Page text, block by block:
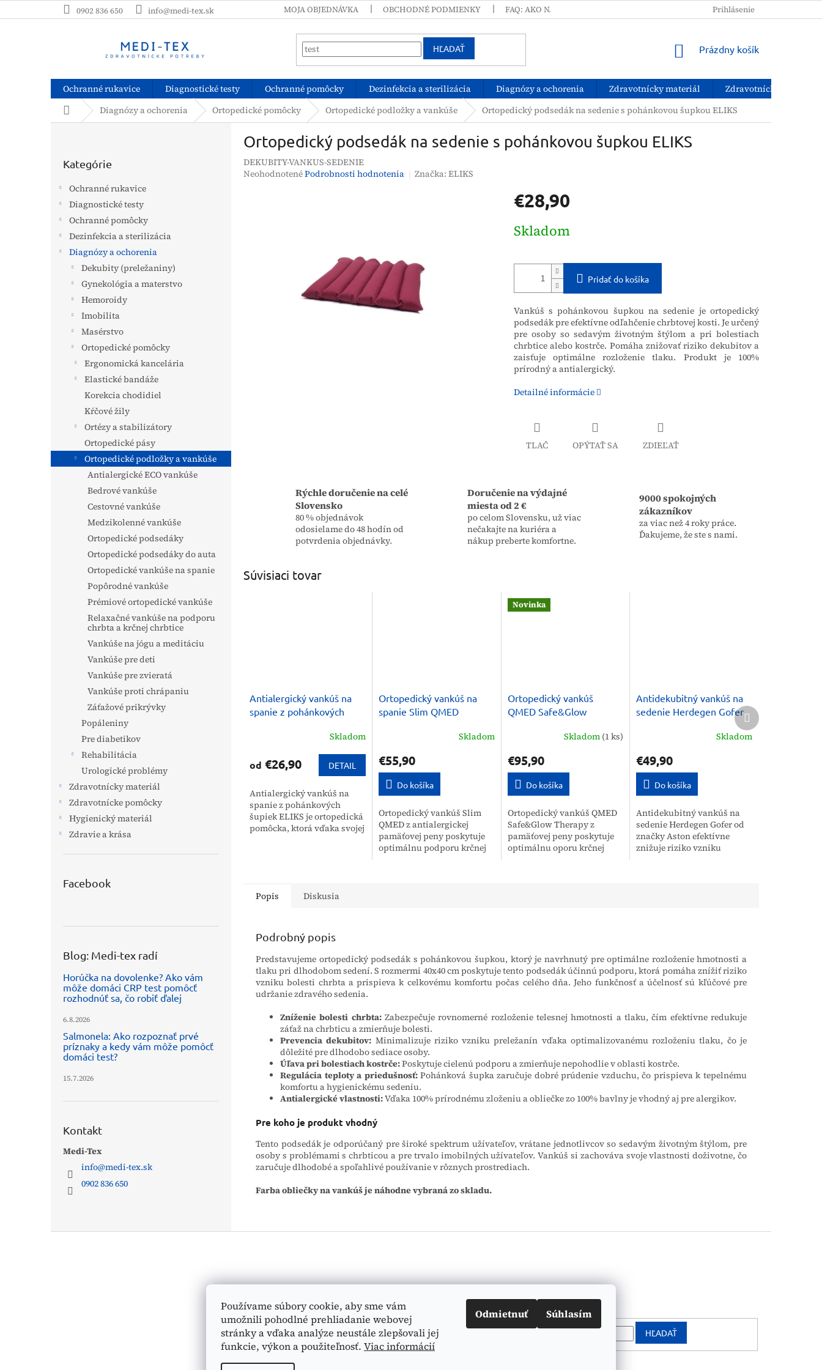
Používame súbory cookie, aby sme vám
umožnili pohodlné prehliadanie webovej
stránky a vďaka analýze neustále zlepšovali jej
funkcie, výkon a použiteľnosť. Viac informácií
Odmietnuť Súhlasím
na
0902 836 650 info@medi-tex.sk MOJA OBJEDNÁVKA OBCHODNÉ PODMIENKY FAQ: AKO NAKUPOVAŤ? PODMIENKY OCHRANY OSOBNÝCH ÚDAJOV
Prihlásenie
HĽADAŤ
NÁKUPNÝ
Prázdny košík
Ochranné rukavice Diagnostické testy Ochranné pomôcky Dezinfekcia a sterilizácia Diagnózy a ochorenia Zdravotnícky materiál
Zdravotnícke pomôcky
DomovDiagnózy a ochorenia Ortopedické pomôcky Ortopedické podložky a vankúše Ortopedický podsedák na sedenie s pohánkovou šupkou ELIKS
kategórie
Kategórie
Ochranné rukavice
Diagnostické testy
Ochranné pomôcky
Dezinfekcia a sterilizácia
Diagnózy a ochorenia
Dekubity (preležaniny)
Gynekológia a materstvo
Hemoroidy
Imobilita
Masérstvo
Ortopedické pomôcky
Ergonomická kancelária
Elastické bandáže
Korekcia chodidiel
Kŕčové žily
Ortézy a stabilizátory
Ortopedické pásy
Ortopedické podložky a vankúše
Antialergické ECO vankúše
Bedrové vankúše
Cestovné vankúše
Medzikolenné vankúše
Ortopedické podsedáky
Ortopedické podsedáky do auta
Ortopedické vankúše na spanie
Popôrodné vankúše
Prémiové ortopedické vankúše
Relaxačné vankúše na podporu
chrbta a krčnej chrbtice
Vankúše na jógu a meditáciu
Vankúše pre deti
Vankúše pre zvieratá
Vankúše proti chrápaniu
Záťažové prikrývky
Popáleniny
Pre diabetikov
Rehabilitácia
Urologické problémy
Zdravotnícky materiál
Zdravotnícke pomôcky
Hygienický materiál
Zdravie a krása
Facebook
Blog: Medi-tex radí
Horúčka na dovolenke? Ako vám
môže domáci CRP test pomôcť
rozhodnúť sa, čo robiť ďalej
6.8.2026
Salmonela: Ako rozpoznať prvé
príznaky a kedy vám môže pomôcť
domáci test?
15.7.2026
Kontakt
Medi-Tex
info@medi-tex.sk
0902 836 650
Ortopedický podsedák na sedenie s pohánkovou šupkou ELIKS
DEKUBITY-VANKUS-SEDENIE
Priemerné
NeohodnotenéPodrobnosti hodnotenia Značka:ELIKS
€28,90
cena:
Skladom
Pridať do košíka
Vankúš s pohánkovou šupkou na sedenie je ortopedický
podsedák pre efektívne odľahčenie chrbtovej kosti. Je určený
pre osoby so sedavým životným štýlom a pri bolestiach
chrbtice alebo kostrče. Pomáha znižovať riziko dekubitov a
zaisťuje optimálne rozloženie tlaku. Produkt je 100%
prírodný a antialergický.
Detailné informácie
TLAČ OPÝTAŤ SA ZDIEĽAŤ
Rýchle doručenie na celé
Slovensko
80 % objednávok
odosielame do 48 hodín od
potvrdenia objednávky.
Doručenie na výdajné
miesta od 2 €
po celom Slovensku, už viac
nečakajte na kuriéra a
nákup preberte komfortne.
9000 spokojných
zákazníkov
za viac než 4 roky práce.
Ďakujeme, že ste s nami.
Súvisiaci tovar
Antialergický vankúš na
spanie z pohánkových
Skladom
od €26,90 DETAIL
Antialergický vankúš na
spanie z pohánkových
šupiek ELIKS je ortopedická
pomôcka, ktorá vďaka svojej
Ortopedický vankúš na
spanie Slim QMED
Skladom
€55,90
Do košíka
Ortopedický vankúš Slim
QMED z antialergickej
pamäťovej peny poskytuje
optimálnu podporu krčnej
Novinka
Ortopedický vankúš
QMED Safe&Glow
Skladom (1 ks)
€95,90
Do košíka
Ortopedický vankúš QMED
Safe&Glow Therapy z
pamäťovej peny poskytuje
optimálnu oporu krčnej
Antidekubitný vankúš na
sedenie Herdegen Gofer
Skladom
€49,90
Do košíka
Antidekubitný vankúš na
sedenie Herdegen Gofer od
značky Aston efektívne
znižuje riziko vzniku
Ďalší
produkt
Popis Diskusia
Podrobný popis
Predstavujeme ortopedický podsedák s pohánkovou šupkou, ktorý je navrhnutý pre optimálne rozloženie hmotnosti a
tlaku pri dlhodobom sedení. S rozmermi 40x40 cm poskytuje tento podsedák účinnú podporu, ktorá pomáha znížiť riziko
vzniku bolesti chrbta a prispieva k celkovému komfortu počas celého dňa. Jeho funkčnosť a účelnosť sú kľúčové pre
udržanie zdravého sedenia.
Zníženie bolesti chrbta:Zabezpečuje rovnomerné rozloženie telesnej hmotnosti a tlaku, čím efektívne redukuje
záťaž na chrbticu a zmierňuje bolesti.
Prevencia dekubitov: Minimalizuje riziko vzniku preležanín vďaka optimalizovanému rozloženiu tlaku, čo je
dôležité pre dlhodobo sediace osoby.
Úľava pri bolestiach kostrče:Poskytuje cielenú podporu a zmierňuje nepohodlie v oblasti kostrče.
Regulácia teploty a priedušnosť:Pohánková šupka zaručuje dobré prúdenie vzduchu, čo prispieva k tepelnému
komfortu a hygienickému sedeniu.
Antialergické vlastnosti:Vďaka 100% prírodnému zloženiu a obliečke zo 100% bavlny je vhodný aj pre alergikov.
Pre koho je produkt vhodný
Tento podsedák je odporúčaný pre široké spektrum užívateľov, vrátane jednotlivcov so sedavým životným štýlom, pre
osoby s problémami s chrbticou a pre trvalo imobilných užívateľov. Vankúš si zachováva svoje vlastnosti doživotne, čo
zaručuje dlhodobé a spoľahlivé používanie v rôznych prostrediach.
Farba obliečky na vankúš je náhodne vybraná zo skladu.
Vyhľadávanie
HĽADAŤ